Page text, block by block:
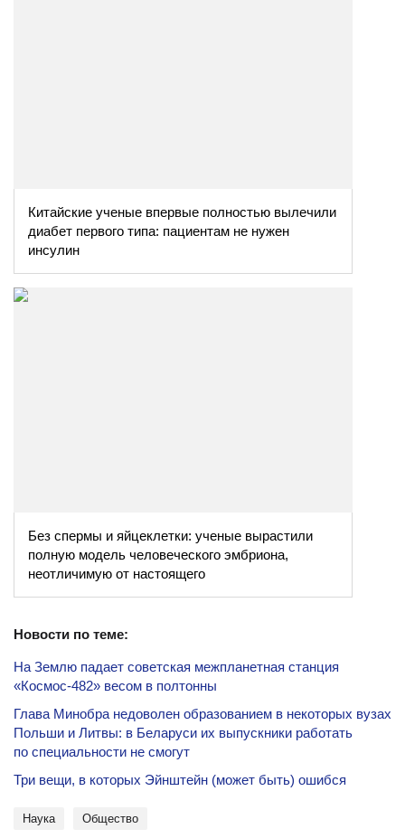
Китайские ученые впервые полностью вылечили
диабет первого типа: пациентам не нужен
инсулин
Без спермы и яйцеклетки: ученые вырастили
полную модель человеческого эмбриона,
неотличимую от настоящего
Новости по теме:
На Землю падает советская межпланетная станция
«Космос-482» весом в полтонны
Глава Минобра недоволен образованием в некоторых вузах
Польши и Литвы: в Беларуси их выпускники работать
по специальности не смогут
Три вещи, в которых Эйнштейн (может быть) ошибся
наука общество